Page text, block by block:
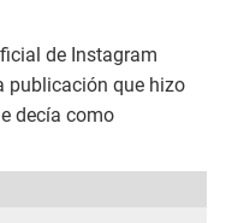
de Instagram
publicación que hizo
decía como